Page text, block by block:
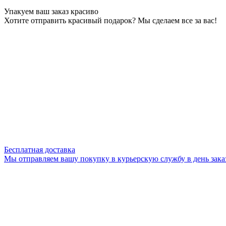
Упакуем ваш заказ красиво
Хотите отправить красивый подарок? Мы сделаем все за вас!
Бесплатная доставка
Мы отправляем вашу покупку в курьерскую службу в день